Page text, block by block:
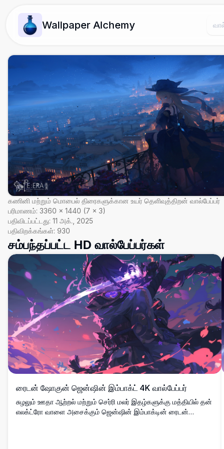
Wallpaper Alchemy
கணினி மற்றும் மொபைல் திரைகளுக்கான உயர் தெளிவுத்திறன் வால்பேப்பர்
பரிமாணம்: 3360 × 1440 (7 × 3)
பதிவிடப்பட்டது: 11 அக்., 2025
பதிவிறக்கங்கள்: 930
சம்பந்தப்பட்ட HD வால்பேப்பர்கள்
ரைடன் ஷோகுன் ஜென்ஷின் இம்பாக்ட் 4K வால்பேப்பர்
சுழலும் ஊதா ஆற்றல் மற்றும் செர்ரி மலர் இதழ்களுக்கு மத்தியில் தன்
எலக்ட்ரோ வாளை அசைக்கும் ஜென்ஷின் இம்பாக்டின் ரைடன்